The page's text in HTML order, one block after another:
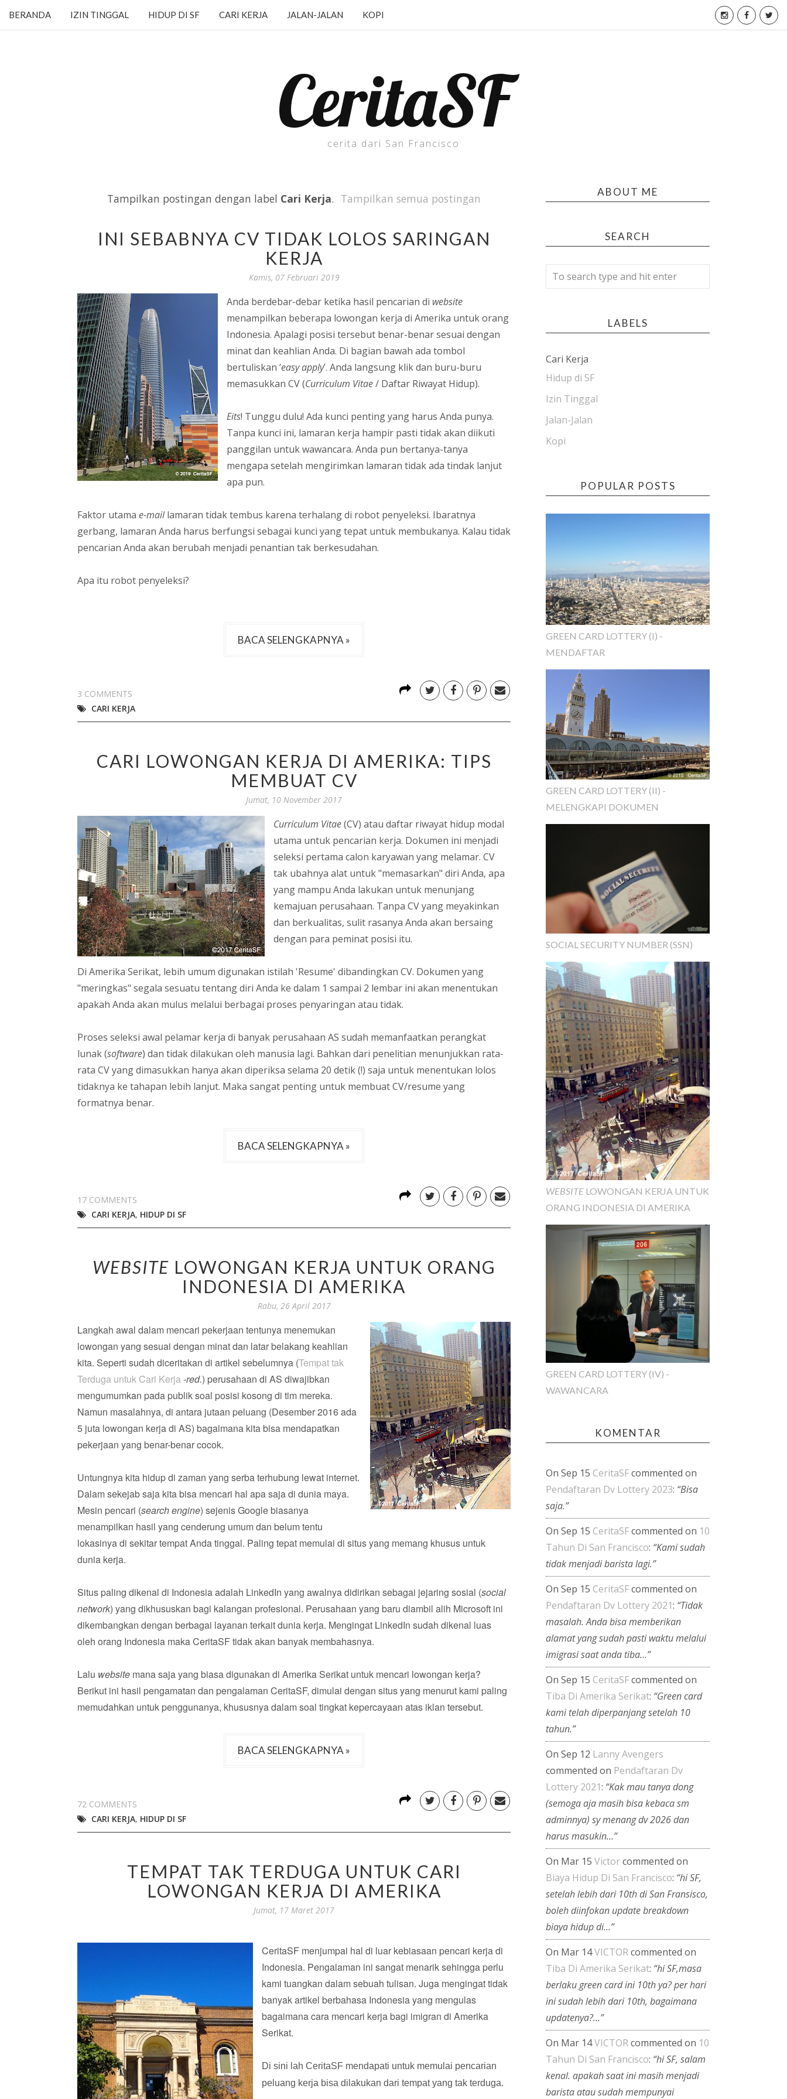
BERANDA IZIN TINGGAL HIDUP DI SF CARI KERJA JALAN-JALAN KOPI
CeritaSF
cerita dari San Francisco
Tampilkan postingan dengan label Cari Kerja. Tampilkan semua postingan
INI SEBABNYA CV TIDAK LOLOS SARINGAN
KERJA
Kamis, 07 Februari 2019
Anda berdebar-debar ketika hasil pencarian di website
menampilkan beberapa lowongan kerja di Amerika untuk orang
Indonesia. Apalagi posisi tersebut benar-benar sesuai dengan
minat dan keahlian Anda. Di bagian bawah ada tombol
bertuliskan ‘easy apply’. Anda langsung klik dan buru-buru
memasukkan CV (Curriculum Vitae/ Daftar Riwayat Hidup).
Eits! Tunggu dulu! Ada kunci penting yang harus Anda punya.
Tanpa kunci ini, lamaran kerja hampir pasti tidak akan diikuti
panggilan untuk wawancara. Anda pun bertanya-tanya
mengapa setelah mengirimkan lamaran tidak ada tindak lanjut
apa pun.
Faktor utama e-maillamaran tidak tembus karena terhalang di robot penyeleksi. Ibaratnya
gerbang, lamaran Anda harus berfungsi sebagai kunci yang tepat untuk membukanya. Kalau tidak
pencarian Anda akan berubah menjadi penantian tak berkesudahan.
Apa itu robot penyeleksi?
BACA SELENGKAPNYA »
3 COMMENTS
CARI KERJA
CARI LOWONGAN KERJA DI AMERIKA: TIPS
MEMBUAT CV
Jumat, 10 November 2017
Curriculum Vitae(CV) atau daftar riwayat hidup modal
utama untuk pencarian kerja. Dokumen ini menjadi
seleksi pertama calon karyawan yang melamar. CV
tak ubahnya alat untuk "memasarkan" diri Anda, apa
yang mampu Anda lakukan untuk menunjang
kemajuan perusahaan. Tanpa CV yang meyakinkan
dan berkualitas, sulit rasanya Anda akan bersaing
dengan para peminat posisi itu.
Di Amerika Serikat, lebih umum digunakan istilah 'Resume' dibandingkan CV. Dokumen yang
"meringkas" segala sesuatu tentang diri Anda ke dalam 1 sampai 2 lembar ini akan menentukan
apakah Anda akan mulus melalui berbagai proses penyaringan atau tidak.
Proses seleksi awal pelamar kerja di banyak perusahaan AS sudah memanfaatkan perangkat
lunak (software) dan tidak dilakukan oleh manusia lagi. Bahkan dari penelitian menunjukkan rata-
rata CV yang dimasukkan hanya akan diperiksa selama 20 detik (!) saja untuk menentukan lolos
tidaknya ke tahapan lebih lanjut. Maka sangat penting untuk membuat CV/resume yang
formatnya benar.
BACA SELENGKAPNYA »
17 COMMENTS
CARI KERJA, HIDUP DI SF
WEBSITE LOWONGAN KERJA UNTUK ORANG
INDONESIA DI AMERIKA
Rabu, 26 April 2017
Langkah awal dalam mencari pekerjaan tentunya menemukan
lowongan yang sesuai dengan minat dan latar belakang keahlian
kita. Seperti sudah diceritakan di artikel sebelumnya (Tempat tak
Terduga untuk Cari Kerja -red.) perusahaan di AS diwajibkan
mengumumkan pada publik soal posisi kosong di tim mereka.
Namun masalahnya, di antara jutaan peluang (Desember 2016 ada
5 juta lowongan kerja di AS) bagaimana kita bisa mendapatkan
pekerjaan yang benar-benar cocok.
Untungnya kita hidup di zaman yang serba terhubung lewat internet.
Dalam sekejab saja kita bisa mencari hal apa saja di dunia maya.
Mesin pencari (search engine) sejenis Google biasanya
menampilkan hasil yang cenderung umum dan belum tentu
lokasinya di sekitar tempat Anda tinggal. Paling tepat memulai di situs yang memang khusus untuk
dunia kerja.
Situs paling dikenal di Indonesia adalah LinkedIn yang awalnya didirikan sebagai jejaring sosial (social
network) yang dikhususkan bagi kalangan profesional. Perusahaan yang baru diambil alih Microsoft ini
dikembangkan dengan berbagai layanan terkait dunia kerja. Mengingat LinkedIn sudah dikenal luas
oleh orang Indonesia maka CeritaSF tidak akan banyak membahasnya.
Lalu website mana saja yang biasa digunakan di Amerika Serikat untuk mencari lowongan kerja?
Berikut ini hasil pengamatan dan pengalaman CeritaSF, dimulai dengan situs yang menurut kami paling
memudahkan untuk penggunanya, khususnya dalam soal tingkat kepercayaan atas iklan tersebut.
BACA SELENGKAPNYA »
72 COMMENTS
CARI KERJA, HIDUP DI SF
TEMPAT TAK TERDUGA UNTUK CARI
LOWONGAN KERJA DI AMERIKA
Jumat, 17 Maret 2017
CeritaSF menjumpai hal di luar kebiasaan pencari kerja di
Indonesia. Pengalaman ini sangat menarik sehingga perlu
kami tuangkan dalam sebuah tulisan. Juga mengingat tidak
banyak artikel berbahasa Indonesia yang mengulas
bagaimana cara mencari kerja bagi imigran di Amerika
Serikat.
Di sini lah CeritaSF mendapati untuk memulai pencarian
peluang kerja bisa dilakukan dari tempat yang tak terduga.
ABOUT ME
SEARCH
LABELS
Cari Kerja
Hidup di SF
Izin Tinggal
Jalan-Jalan
Kopi
POPULAR POSTS
GREEN CARD LOTTERY (I) -
MENDAFTAR
GREEN CARD LOTTERY (II) -
MELENGKAPI DOKUMEN
SOCIAL SECURITY NUMBER (SSN)
WEBSITE LOWONGAN KERJA UNTUK
ORANG INDONESIA DI AMERIKA
GREEN CARD LOTTERY (IV) -
WAWANCARA
KOMENTAR
On Sep 15 CeritaSFcommented on
Pendaftaran Dv Lottery 2023: “Bisa
saja.”
On Sep 15 CeritaSFcommented on 10
Tahun Di San Francisco: “Kami sudah
tidak menjadi barista lagi.”
On Sep 15 CeritaSFcommented on
Pendaftaran Dv Lottery 2021: “Tidak
masalah. Anda bisa memberikan
alamat yang sudah pasti waktu melalui
imigrasi saat anda tiba…”
On Sep 15 CeritaSFcommented on
Tiba Di Amerika Serikat: “Green card
kami telah diperpanjang setelah 10
tahun.”
On Sep 12 Lanny Avengers
commented on Pendaftaran Dv
Lottery 2021: “Kak mau tanya dong
(semoga aja masih bisa kebaca sm
adminnya) sy menang dv 2026 dan
harus masukin…”
On Mar 15 Victorcommented on
Biaya Hidup Di San Francisco: “hi SF,
setelah lebih dari 10th di San Fransisco,
boleh diinfokan update breakdown
biaya hidup di…”
On Mar 14VICTORcommented on
Tiba Di Amerika Serikat: “hi SF,masa
berlaku green card ini 10th ya? per hari
ini sudah lebih dari 10th, bagaimana
updatenya?…”
On Mar 14VICTORcommented on 10
Tahun Di San Francisco: “hi SF, salam
kenal. apakah saat ini masih menjadi
barista atau sudah mempunyai